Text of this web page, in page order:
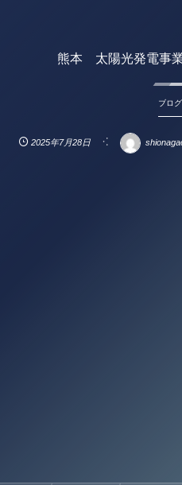
熊本 太陽光発電事
ブロ
2025年7月28日